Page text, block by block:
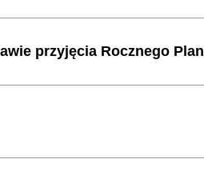
przyjęcia Rocznego